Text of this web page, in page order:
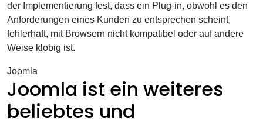
der Implementierung fest, dass ein Plug-in, obwohl es den
Anforderungen eines Kunden zu entsprechen scheint,
fehlerhaft, mit Browsern nicht kompatibel oder auf andere
Weise klobig ist.
Joomla
Joomla ist ein weiteres
beliebtes und